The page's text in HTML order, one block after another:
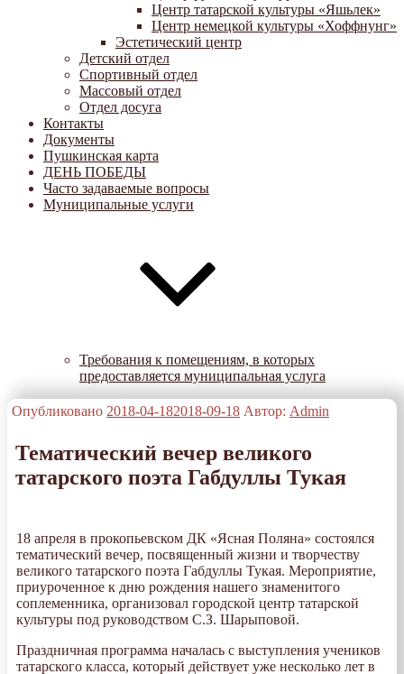
Центр татарской культуры «Яшьлек»
Центр немецкой культуры «Хоффнунг»
Эстетический центр
Детский отдел
Спортивный отдел
Массовый отдел
Отдел досуга
Контакты
Документы
Пушкинская карта
ДЕНЬ ПОБЕДЫ
Часто задаваемые вопросы
Муниципальные услуги
Требования к помещениям, в которых
предоставляется муниципальная услуга
Опубликовано 2018-04-182018-09-18 Автор: Admin
Тематический вечер великого
татарского поэта Габдуллы Тукая
18 апреля в прокопьевском ДК «Ясная Поляна» состоялся
тематический вечер, посвященный жизни и творчеству
великого татарского поэта Габдуллы Тукая. Мероприятие,
приуроченное к дню рождения нашего знаменитого
соплеменника, организовал городской центр татарской
культуры под руководством С.З. Шарыповой.
Праздничная программа началась с выступления учеников
татарского класса, который действует уже несколько лет в